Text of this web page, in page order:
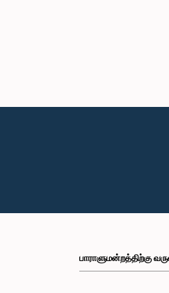
பாராளுமன்றத்திற்கு